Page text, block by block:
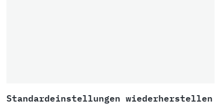
Standardeinstellungen wiederherstellen